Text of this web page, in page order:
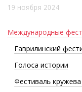
19 ноября 2024
Международные
Гаврилинский
Голоса истории
Фестиваль